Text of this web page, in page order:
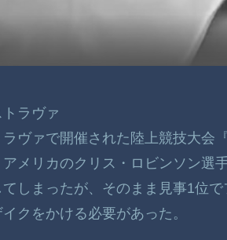
トラヴァ
ヴァで開催された陸上競技大会
メリカのクリス・ロビンソン選
しまったが、そのまま見事1位
クをかける必要があった。